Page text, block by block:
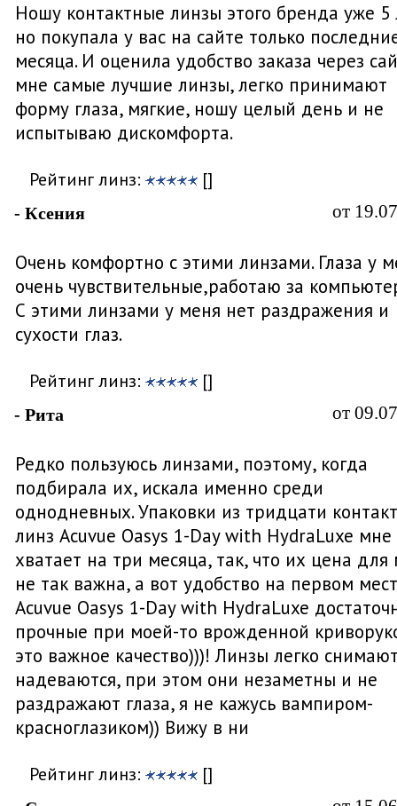
Ношу контактные линзы этого бренда уже 5
но покупала у вас на сайте только
месяца. И оценила удобство заказа через
мне самые лучшие линзы, легко принимают
форму глаза, мягкие, ношу целый день и не
испытываю дискомфорта.
Рейтинг линз: []
- Ксения от
Очень комфортно с этими линзами. Глаза у
очень чувствительные,работаю за
С этими линзами у меня нет раздражения и
сухости глаз.
Рейтинг линз: []
- Рита от
Редко пользуюсь линзами, поэтому, когда
подбирала их, искала именно среди
однодневных. Упаковки из тридцати
линз Acuvue Oasys 1-Day with HydraLuxe мне
хватает на три месяца, так, что их цена для
не так важна, а вот удобство на первом
Acuvue Oasys 1-Day with HydraLuxe
прочные при моей-то врожденной
это важное качество)))! Линзы легко
надеваются, при этом они незаметны и не
раздражают глаза, я не кажусь вампиром-
красноглазиком)) Вижу в ни
Рейтинг линз: []